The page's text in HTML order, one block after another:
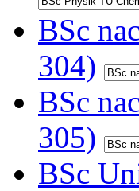
BSc
304)
BSc
305)
BSc